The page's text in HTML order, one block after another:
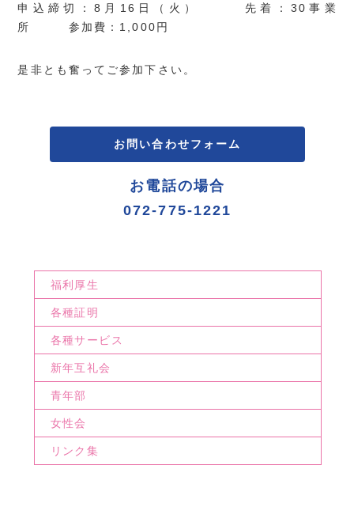
申込締切：8月16日（火） 先着：30事業
所 参加費：1,000円
是非とも奮ってご参加下さい。
お問い合わせフォーム
お電話の場合
072-775-1221
福利厚生
各種証明
各種サービス
新年互礼会
青年部
女性会
リンク集